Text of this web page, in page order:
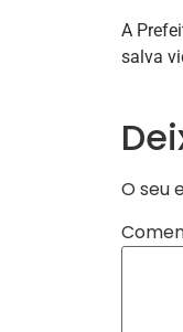
A
salva
O seu